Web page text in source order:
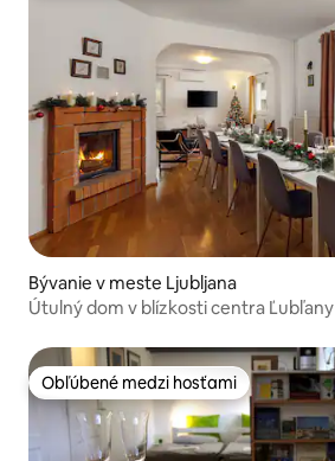
Bývanie v meste Ljubljana
Útulný dom v blízkosti centra Ľubľany
Obľúbené medzi hosťami
Obľúbené medzi hosťami